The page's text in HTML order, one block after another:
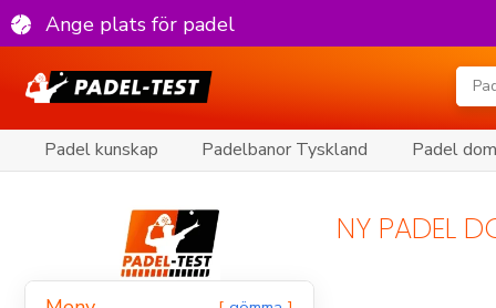
Ange plats för padel
Padel kunskap Padelbanor Tyskland Padel
NY PADEL